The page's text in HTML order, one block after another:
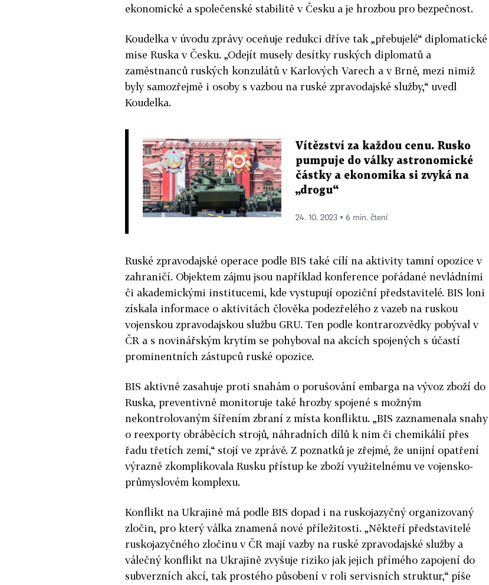
ekonomické a společenské stabilitě v Česku a je hrozbou pro bezpečnost.
Koudelka v úvodu zprávy oceňuje redukci dříve tak „přebujelé“ diplomatické
mise Ruska v Česku. „Odejít musely desítky ruských diplomatů a
zaměstnanců ruských konzulátů v Karlových Varech a v Brně, mezi nimiž
byly samozřejmě i osoby s vazbou na ruské zpravodajské služby,“ uvedl
Koudelka.
Vítězství za každou cenu. Rusko
pumpuje do války astronomické
částky a ekonomika si zvyká na
„drogu“
24. 10. 2023 ▪ 6 min. čtení
Ruské zpravodajské operace podle BIS také cílí na aktivity tamní opozice v
zahraničí. Objektem zájmu jsou například konference pořádané nevládními
či akademickými institucemi, kde vystupují opoziční představitelé. BIS loni
získala informace o aktivitách člověka podezřelého z vazeb na ruskou
vojenskou zpravodajskou službu GRU. Ten podle kontrarozvědky pobýval v
ČR a s novinářským krytím se pohyboval na akcích spojených s účastí
prominentních zástupců ruské opozice.
BIS aktivně zasahuje proti snahám o porušování embarga na vývoz zboží do
Ruska, preventivně monitoruje také hrozby spojené s možným
nekontrolovaným šířením zbraní z místa konfliktu. „BIS zaznamenala snahy
o reexporty obráběcích strojů, náhradních dílů k nim či chemikálií přes
řadu třetích zemí,“ stojí ve zprávě. Z poznatků je zřejmé, že unijní opatření
výrazně zkomplikovala Rusku přístup ke zboží využitelnému ve vojensko-
průmyslovém komplexu.
Konflikt na Ukrajině má podle BIS dopad i na ruskojazyčný organizovaný
zločin, pro který válka znamená nové příležitosti. „Někteří představitelé
ruskojazyčného zločinu v ČR mají vazby na ruské zpravodajské služby a
válečný konflikt na Ukrajině zvyšuje riziko jak jejich přímého zapojení do
subverzních akcí, tak prostého působení v roli servisních struktur,“ píše